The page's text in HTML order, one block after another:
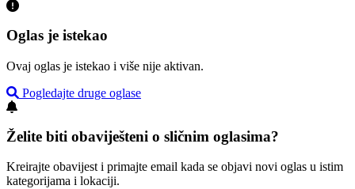
Oglas je istekao
Ovaj oglas je istekao i više nije aktivan.
Pogledajte druge oglase
Želite biti obaviješteni o sličnim oglasima?
Kreirajte obavijest i primajte email kada se objavi novi oglas u istim
kategorijama i lokaciji.